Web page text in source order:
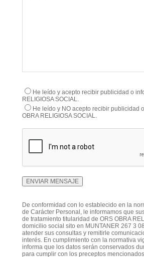
He leído y acepto recibir publicidad o
RELIGIOSA SOCIAL.
He leído y NO acepto recibir publicidad
OBRA RELIGIOSA SOCIAL.
De conformidad con lo establecido en la
de Carácter Personal, le informamos que
de tratamiento titularidad de ORS OBRA
domicilio social sito en MUNTANER 267 3
atender sus consultas y remitirle
interés. En cumplimiento con la normativa
informa que los datos serán conservados
para cumplir con los preceptos